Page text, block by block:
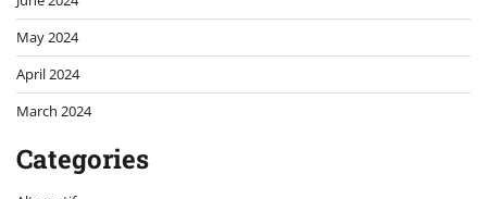
Health
Healthy diet
Healthy food
Informasi